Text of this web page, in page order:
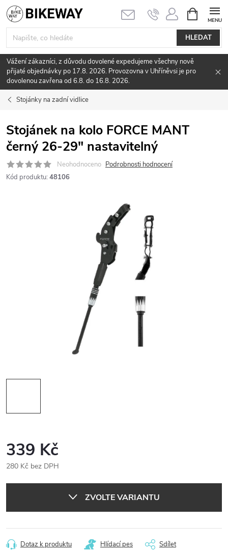
Přejít
na
obsah
HLEDAT
NÁKUPNÍ
KOŠÍK
Vážení zákazníci, z důvodu dovolené expedujeme všechny nově
přijaté objednávky po 17.8. 2026. Provozovna v Uhříněvsi je pro
dovolenou zavřena od 6.8. do 16.8. 2026.
Stojánky na zadní vidlice
Stojánek na kolo FORCE MANT
černý 26-29" nastavitelný
Neohodnoceno Podrobnosti hodnocení
Kód produktu: 48106
339 Kč
280 Kč bez DPH
ZVOLTE VARIANTU
Dotaz k produktu Hlídací pes Sdílet